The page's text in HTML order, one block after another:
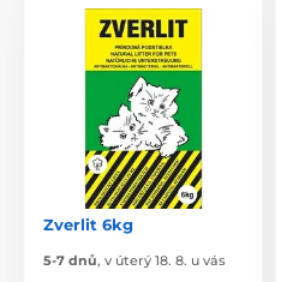
Zverlit 6kg
5-7 dnů, v úterý 18. 8. u vás